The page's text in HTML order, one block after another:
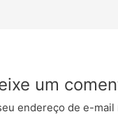
um
endereço de e-